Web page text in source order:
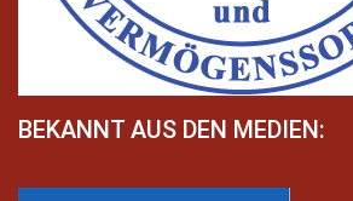
BEKANNT AUS DEN MEDIEN: